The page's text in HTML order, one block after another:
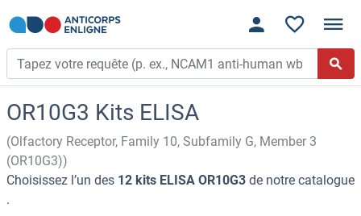
OR10G3 Kits ELISA
(Olfactory Receptor, Family 10, Subfamily G, Member 3
(OR10G3))
Choisissez l’un des 12 kits ELISA OR10G3 de notre catalogue
.